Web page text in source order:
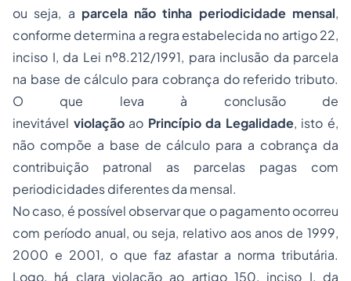
ou seja, a parcela não tinha periodicidade mensal,
conforme determina a regra estabelecida no artigo 22,
inciso I, da Lei nº8.212/1991, para inclusão da parcela
na base de cálculo para cobrança do referido tributo.
O que leva à conclusão de
inevitável violaçãoao Princípio da Legalidade, isto é,
não compõe a base de cálculo para a cobrança da
contribuição patronal as parcelas pagas com
periodicidades diferentes da mensal.
No caso, é possível observar que o pagamento ocorreu
com período anual, ou seja, relativo aos anos de 1999,
2000 e 2001, o que faz afastar a norma tributária.
Logo, há clara violação ao artigo 150, inciso I, da